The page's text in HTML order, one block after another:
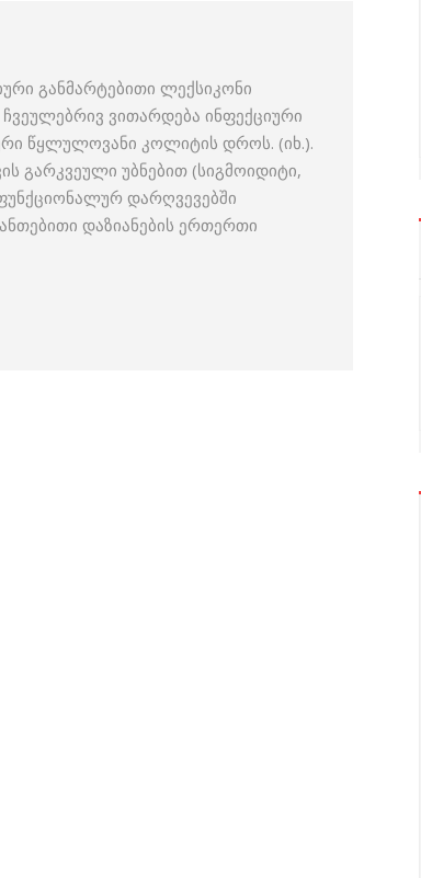
განმარტებითი ლექსიკონი
ვითარდება ინფექციური
წყლულოვანი კოლიტის დროს. (იხ.).
გარკვეული უბნებით (სიგმოიდიტი,
დარღვევებში
დაზიანების ერთერთი